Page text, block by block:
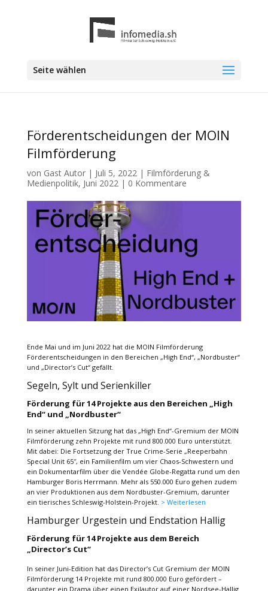
Seite wählen
Förderentscheidungen der MOIN
Filmförderung
von Gast Autor| Juli 5, 2022| Filmförderung &
Medienpolitik, Juni 2022| 0 Kommentare
Ende Mai und im Juni 2022 hat die MOIN Filmförderung
Förderentscheidungen in den Bereichen „High End“, „Nordbuster“
und „Director’s Cut“ gefällt.
Segeln, Sylt und Serienkiller
Förderung für 14 Projekte aus den Bereichen „High
End“ und „Nordbuster“
In seiner aktuellen Sitzung hat das „High End“-Gremium der MOIN
Filmförderung zehn Projekte mit rund 800.000 Euro unterstützt.
Mit dabei: Die Fortsetzung der True Crime-Serie „Reeperbahn
Special Unit 65″, ein Familienfilm um vier Chaos-Schwestern und
ein Dokumentarfilm über die Vendée Globe-Regatta rund um den
Hamburger Boris Herrmann. Mehr als 550.000 Euro gehen zudem
an vier Produktionen aus dem Nordbuster-Gremium, darunter
ein tierisches Schleswig-Holstein-Projekt. > Weiterlesen
Hamburger Urgestein und Endstation Hallig
Förderung für 14 Projekte aus dem Bereich
„Director’s Cut“
In seiner Juni-Edition hat das Director’s Cut Gremium der MOIN
Filmförderung 14 Projekte mit rund 800.000 Euro gefördert –
darunter ein Drama über einen Exilautor auf einer Nordsee-Hallig